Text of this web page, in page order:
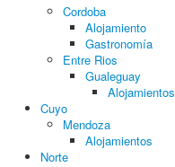
Cordoba
Alojamiento
Gastronomía
Entre Rios
Gualeguay
Alojamientos
Cuyo
Mendoza
Alojamientos
Norte